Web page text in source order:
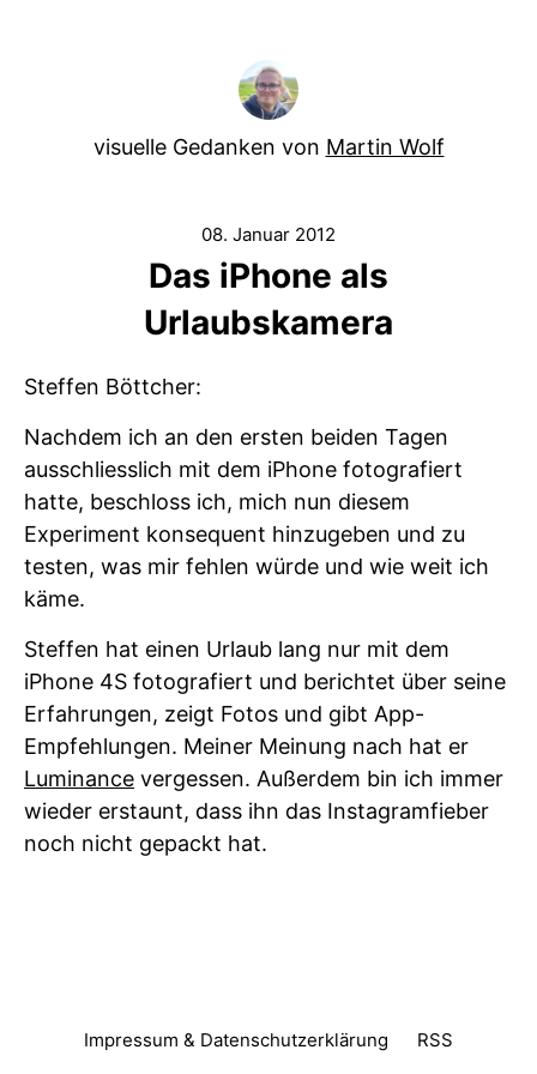
visuelle Gedanken von Martin Wolf
08. Januar 2012
Das iPhone als
Urlaubskamera
Steffen Böttcher:
Nachdem ich an den ersten beiden Tagen
ausschliesslich mit dem iPhone fotografiert
hatte, beschloss ich, mich nun diesem
Experiment konsequent hinzugeben und zu
testen, was mir fehlen würde und wie weit ich
käme.
Steffen hat einen Urlaub lang nur mit dem
iPhone 4S fotografiert und berichtet über seine
Erfahrungen, zeigt Fotos und gibt App-
Empfehlungen. Meiner Meinung nach hat er
Luminance vergessen. Außerdem bin ich immer
wieder erstaunt, dass ihn das Instagramfieber
noch nicht gepackt hat.
Impressum & Datenschutzerklärung RSS